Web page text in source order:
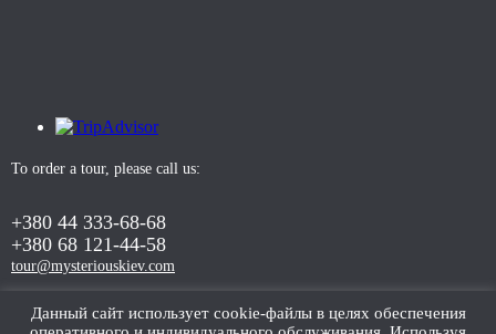
To order a tour, please call us:
+380 44 333-68-68
+380 68 121-44-58
tour@mysteriouskiev.com
Данный сайт использует cookie-файлы в целях обеспечения